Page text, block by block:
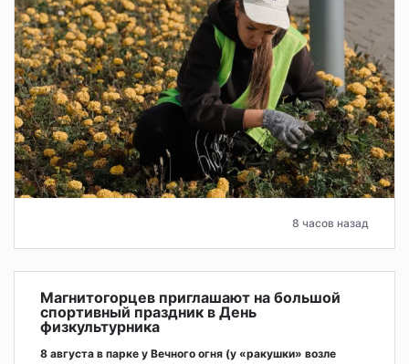
8 часов назад
Магнитогорцев приглашают на большой
спортивный праздник в День
физкультурника
8 августа в парке у Вечного огня (у «ракушки» возле